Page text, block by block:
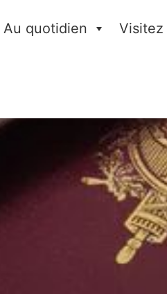
Au quotidien Visitez